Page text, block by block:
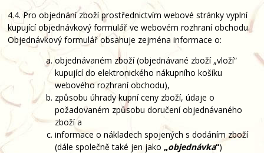
4.4. Pro objednání zboží prostřednictvím webové stránky vyplní
kupující objednávkový formulář ve webovém rozhraní obchodu.
Objednávkový formulář obsahuje zejména informace o:
objednávaném zboží (objednávané zboží „vloží“
kupující do elektronického nákupního košíku
webového rozhraní obchodu),
způsobu úhrady kupní ceny zboží, údaje o
požadovaném způsobu doručení objednávaného
zboží a
informace o nákladech spojených s dodáním zboží
(dále společně také jen jako „objednávka“)